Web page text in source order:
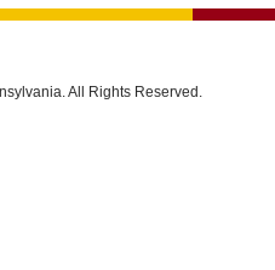
All Rights Reserved.